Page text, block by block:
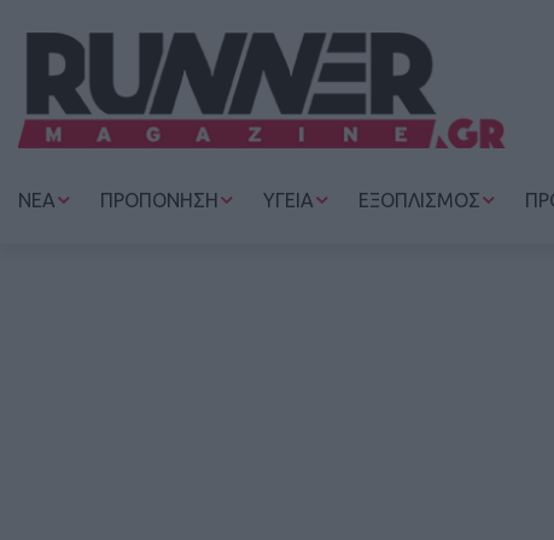
ΝΕΑ ΠΡΟΠΟΝΗΣΗ ΥΓΕΙΑ ΕΞΟΠΛΙΣΜΟΣ